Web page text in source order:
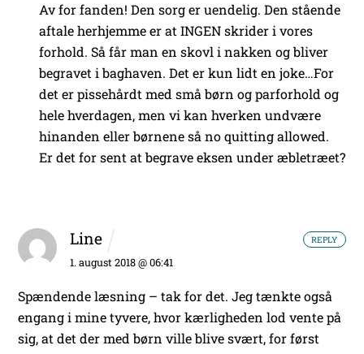
Av for fanden! Den sorg er uendelig. Den stående
aftale herhjemme er at INGEN skrider i vores
forhold. Så får man en skovl i nakken og bliver
begravet i baghaven. Det er kun lidt en joke…For
det er pissehårdt med små børn og parforhold og
hele hverdagen, men vi kan hverken undvære
hinanden eller børnene så no quitting allowed.
Er det for sent at begrave eksen under æbletræet?
Line
1. august 2018 @ 06:41
Spændende læsning – tak for det. Jeg tænkte også
engang i mine tyvere, hvor kærligheden lod vente på
sig, at det der med børn ville blive svært, for først
REPLY